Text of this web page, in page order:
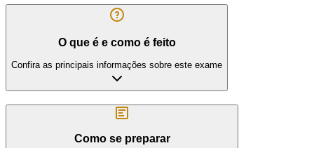
O que é e como é feito
Confira as principais informações sobre este exame
Como se preparar